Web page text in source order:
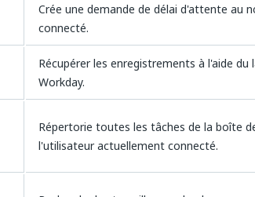
Crée une demande de délai d'attente au
connecté.
Récupérer les enregistrements à l'aide du
Workday.
Répertorie toutes les tâches de la boîte
l'utilisateur actuellement connecté.